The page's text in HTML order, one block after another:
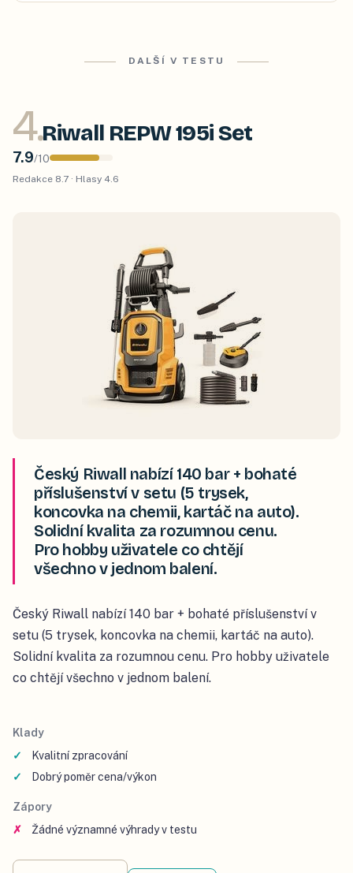
DALŠÍ V TESTU
4.Riwall REPW 195i Set
7.9/10
Redakce 8.7 · Hlasy 4.6
Český Riwall nabízí 140 bar + bohaté
příslušenství v setu (5 trysek,
koncovka na chemii, kartáč na auto).
Solidní kvalita za rozumnou cenu.
Pro hobby uživatele co chtějí
všechno v jednom balení.
Český Riwall nabízí 140 bar + bohaté příslušenství v
setu (5 trysek, koncovka na chemii, kartáč na auto).
Solidní kvalita za rozumnou cenu. Pro hobby uživatele
co chtějí všechno v jednom balení.
Klady
Kvalitní zpracování
Dobrý poměr cena/výkon
Zápory
Žádné významné výhrady v testu